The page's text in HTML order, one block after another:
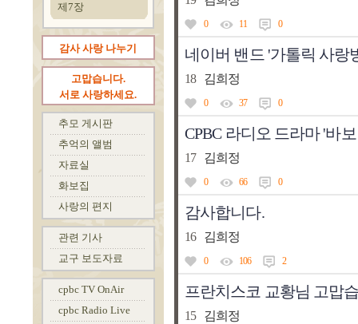
제7장
감사 사랑 나누기
고맙습니다.
서로 사랑하세요.
추모 게시판
추억의 앨범
자료실
화보집
사랑의 편지
관련 기사
교구 보도자료
cpbc TV OnAir
cpbc Radio Live